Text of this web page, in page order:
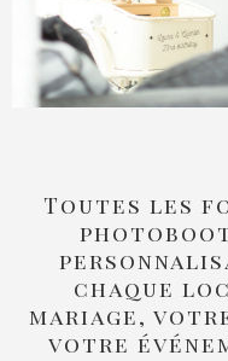
Toutes les
chaque
mariage,
votre